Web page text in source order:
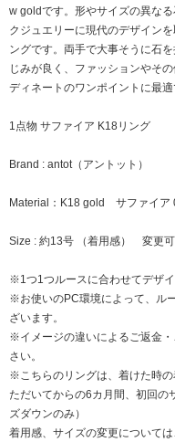
w goldです。形やサイズの異な
クジュエリーに現代のデザイン
ングです。両手で大事そうに石
じみが良く、ファッションやそ
ディネートのワンポイントに最適
1点物 サファイア K18リング
Brand : antot（アントット）
Material：K18 gold サファイ
Size : 約13号 （着用感） 変更
※1つ1つルースに合わせてデザ
※お使いのPC環境によって、ル
ざいます。
※イメージの違いによるご返金
さい。
※こちらのリングは、着けた時
ただいてからの6カ月間、初回
ズダウンのみ）
着用感、サイズの変更について